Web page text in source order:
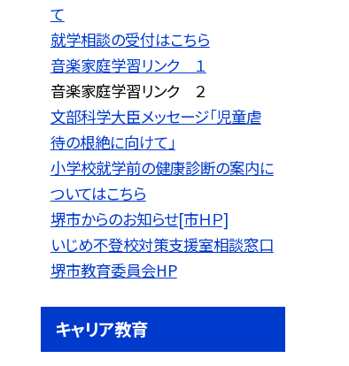
て
就学相談の受付はこちら
音楽家庭学習リンク １
音楽家庭学習リンク ２
文部科学大臣メッセージ「児童虐
待の根絶に向けて」
小学校就学前の健康診断の案内に
ついてはこちら
堺市からのお知らせ[市ＨＰ]
いじめ不登校対策支援室相談窓口
堺市教育委員会HP
キャリア教育